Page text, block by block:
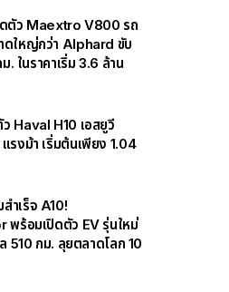
ตัว Maextro V800 รถ
ดใหญ่กว่า Alphard ขับ
. ในราคาเริ่ม 3.6 ล้าน
Haval H10 เอสยูวี
รงม้า เริ่มต้นเพียง 1.04
ำเร็จ A10!
พร้อมเปิดตัว EV รุ่นใหม่
510 กม. ลุยตลาดโลก 10